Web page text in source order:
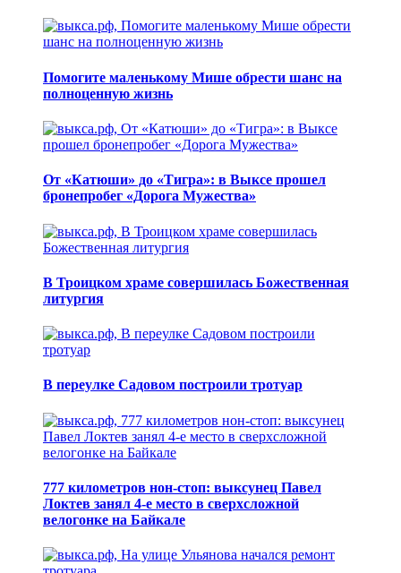
Помогите маленькому Мише обрести шанс на
полноценную жизнь
От «Катюши» до «Тигра»: в Выксе прошел
бронепробег «Дорога Мужества»
В Троицком храме совершилась Божественная
литургия
В переулке Садовом построили тротуар
777 километров нон-стоп: выксунец Павел
Локтев занял 4-е место в сверхсложной
велогонке на Байкале